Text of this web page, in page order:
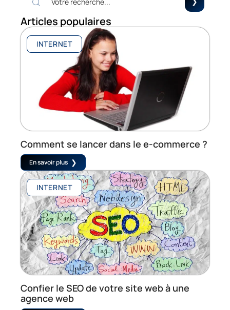
Articles populaires
INTERNET
Comment se lancer dans le e-commerce ?
En savoir plus
INTERNET
Confier le SEO de votre site web à une
agence web